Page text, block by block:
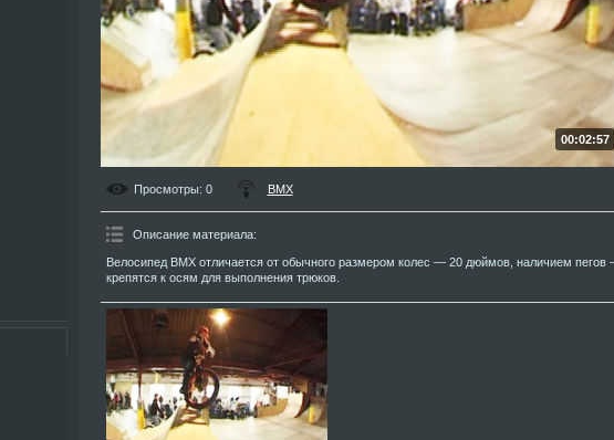
00:02:57
Просмотры: 0 BMX
Описание материала:
Велосипед BMX отличается от обычного размером колес — 20 дюймов, наличием пегов
крепятся к осям для выполнения трюков.